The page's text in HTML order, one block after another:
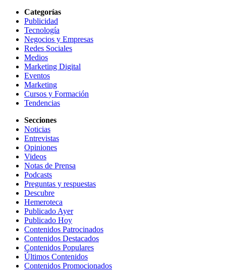
Categorías
Publicidad
Tecnología
Negocios y Empresas
Redes Sociales
Medios
Marketing Digital
Eventos
Marketing
Cursos y Formación
Tendencias
Secciones
Noticias
Entrevistas
Opiniones
Videos
Notas de Prensa
Podcasts
Preguntas y respuestas
Descubre
Hemeroteca
Publicado Ayer
Publicado Hoy
Contenidos Patrocinados
Contenidos Destacados
Contenidos Populares
Últimos Contenidos
Contenidos Promocionados